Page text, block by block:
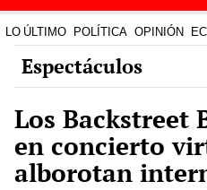
LO ÚLTIMO POLÍTICA OPINIÓN
Espectáculos
Los Backstreet
en concierto
alborotan